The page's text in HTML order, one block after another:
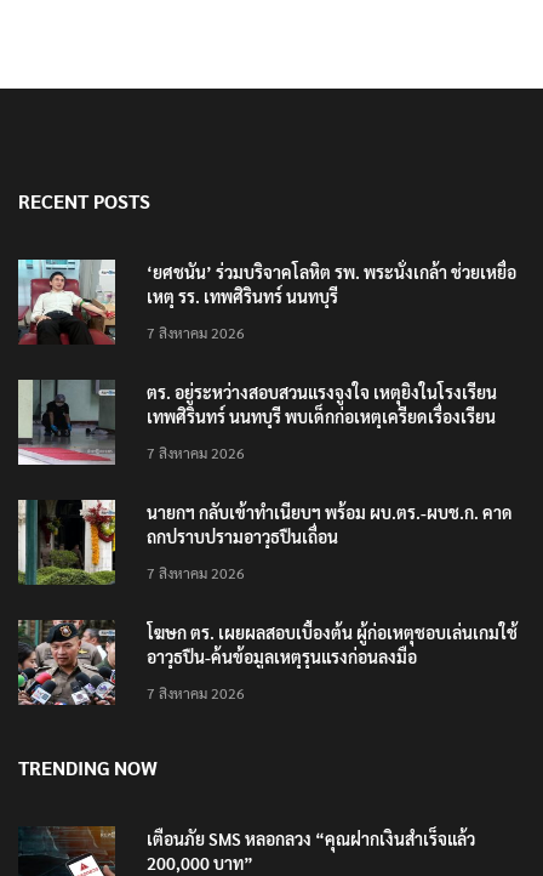
RECENT POSTS
‘ยศชนัน’ ร่วมบริจาคโลหิต รพ. พระนั่งเกล้า ช่วยเหยื่อ
เหตุ รร. เทพศิรินทร์ นนทบุรี
7 สิงหาคม 2026
ตร. อยู่ระหว่างสอบสวนแรงจูงใจ เหตุยิงในโรงเรียน
เทพศิรินทร์ นนทบุรี พบเด็กก่อเหตุเครียดเรื่องเรียน
7 สิงหาคม 2026
นายกฯ กลับเข้าทำเนียบฯ พร้อม ผบ.ตร.-ผบช.ก. คาด
ถกปราบปรามอาวุธปืนเถื่อน
7 สิงหาคม 2026
โฆษก ตร. เผยผลสอบเบื้องต้น ผู้ก่อเหตุชอบเล่นเกมใช้
อาวุธปืน-ค้นข้อมูลเหตุรุนแรงก่อนลงมือ
7 สิงหาคม 2026
TRENDING NOW
เตือนภัย SMS หลอกลวง “คุณฝากเงินสำเร็จแล้ว
200,000 บาท”